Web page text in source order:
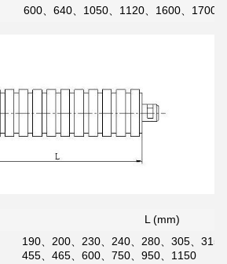
PRESENTACIóN
600、640、1050、1120、1600、1700
L (mm)
190、200、230、240、280、305、315
455、465、600、750、950、1150